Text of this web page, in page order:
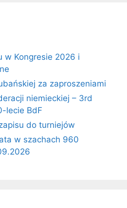
w Kongresie 2026 i
za zaproszeniami
niemieckiej – 3rd
lecie BdF
do turniejów
w szachach 960